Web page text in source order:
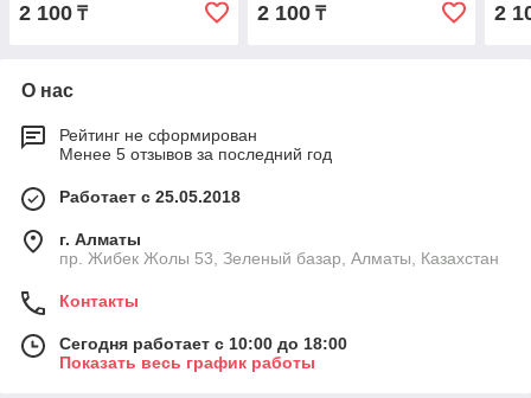
2 100 ₸ 2 100₸ 2
О нас
Рейтинг не сформирован
Менее 5 отзывов за последний год
Работает с 25.05.2018
г. Алматы
пр. Жибек Жолы 53, Зеленый базар, Алматы, Казахстан
Контакты
Сегодня работает с 10:00 до 18:00
Показать весь график работы